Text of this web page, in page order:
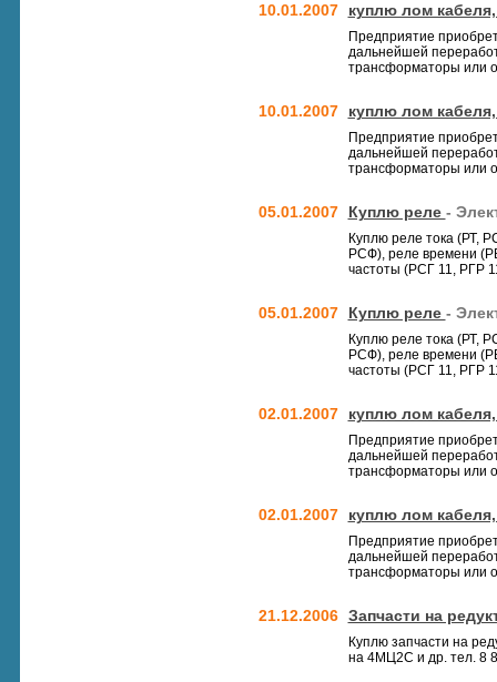
10.01.2007 куплю лом
Предприятие
дальнейшей
трансформаторы или
10.01.2007 куплю лом
Предприятие
дальнейшей
трансформаторы или
05.01.2007 Куплю реле -
Куплю реле тока (РТ,
РСФ), реле времени
частоты (РСГ 11, РГР
05.01.2007 Куплю реле -
Куплю реле тока (РТ,
РСФ), реле времени
частоты (РСГ 11, РГР
02.01.2007 куплю лом
Предприятие
дальнейшей
трансформаторы или
02.01.2007 куплю лом
Предприятие
дальнейшей
трансформаторы или
21.12.2006 Запчасти на
Куплю запчасти на
на 4МЦ2С и др. тел. 8